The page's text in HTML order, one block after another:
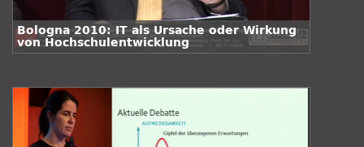
Bologna 2010: IT als Ursache oder Wirkung
von Hochschulentwicklung